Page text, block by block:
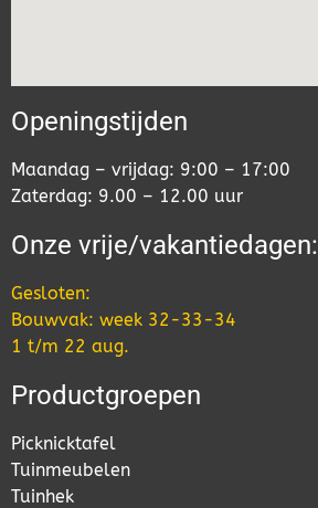
Openingstijden
Maandag – vrijdag: 9:00 – 17:00
Zaterdag: 9.00 – 12.00 uur
Onze vrije/vakantiedagen:
Gesloten:
Bouwvak: week 32-33-34
1 t/m 22 aug.
Productgroepen
Picknicktafel
Tuinmeubelen
Tuinhek